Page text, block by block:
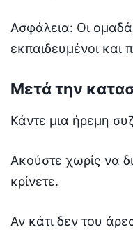
Ασφάλεια: Οι
εκπαιδευμένοι και
Μετά την
Κάντε μια ήρεμη
Ακούστε χωρίς να
κρίνετε.
Αν κάτι δεν του